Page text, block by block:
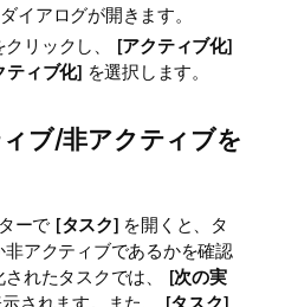
イアログが開きます。
リックし、 [アクティブ化]
ティブ化] を選択します。
ブ/非アクティブを
ーで [タスク] を開くと、タ
アクティブであるかを確認
れたタスクでは、 [次の実